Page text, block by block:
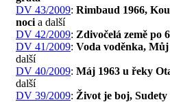
DV 43/2009: Rimbaud 1966,
noci a další
DV 42/2009: Zdivočelá země po
DV 41/2009: Voda voděnka,
další
DV 40/2009: Máj 1963 u řeky
další
DV 39/2009: Život je boj, Sudety